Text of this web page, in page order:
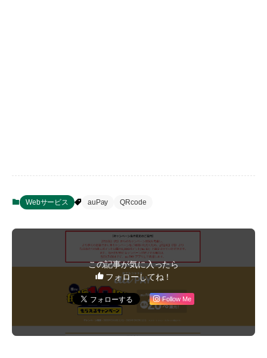
Webサービス auPay QRcode
この記事が気に入ったら
フォローしてね！
Follow Me